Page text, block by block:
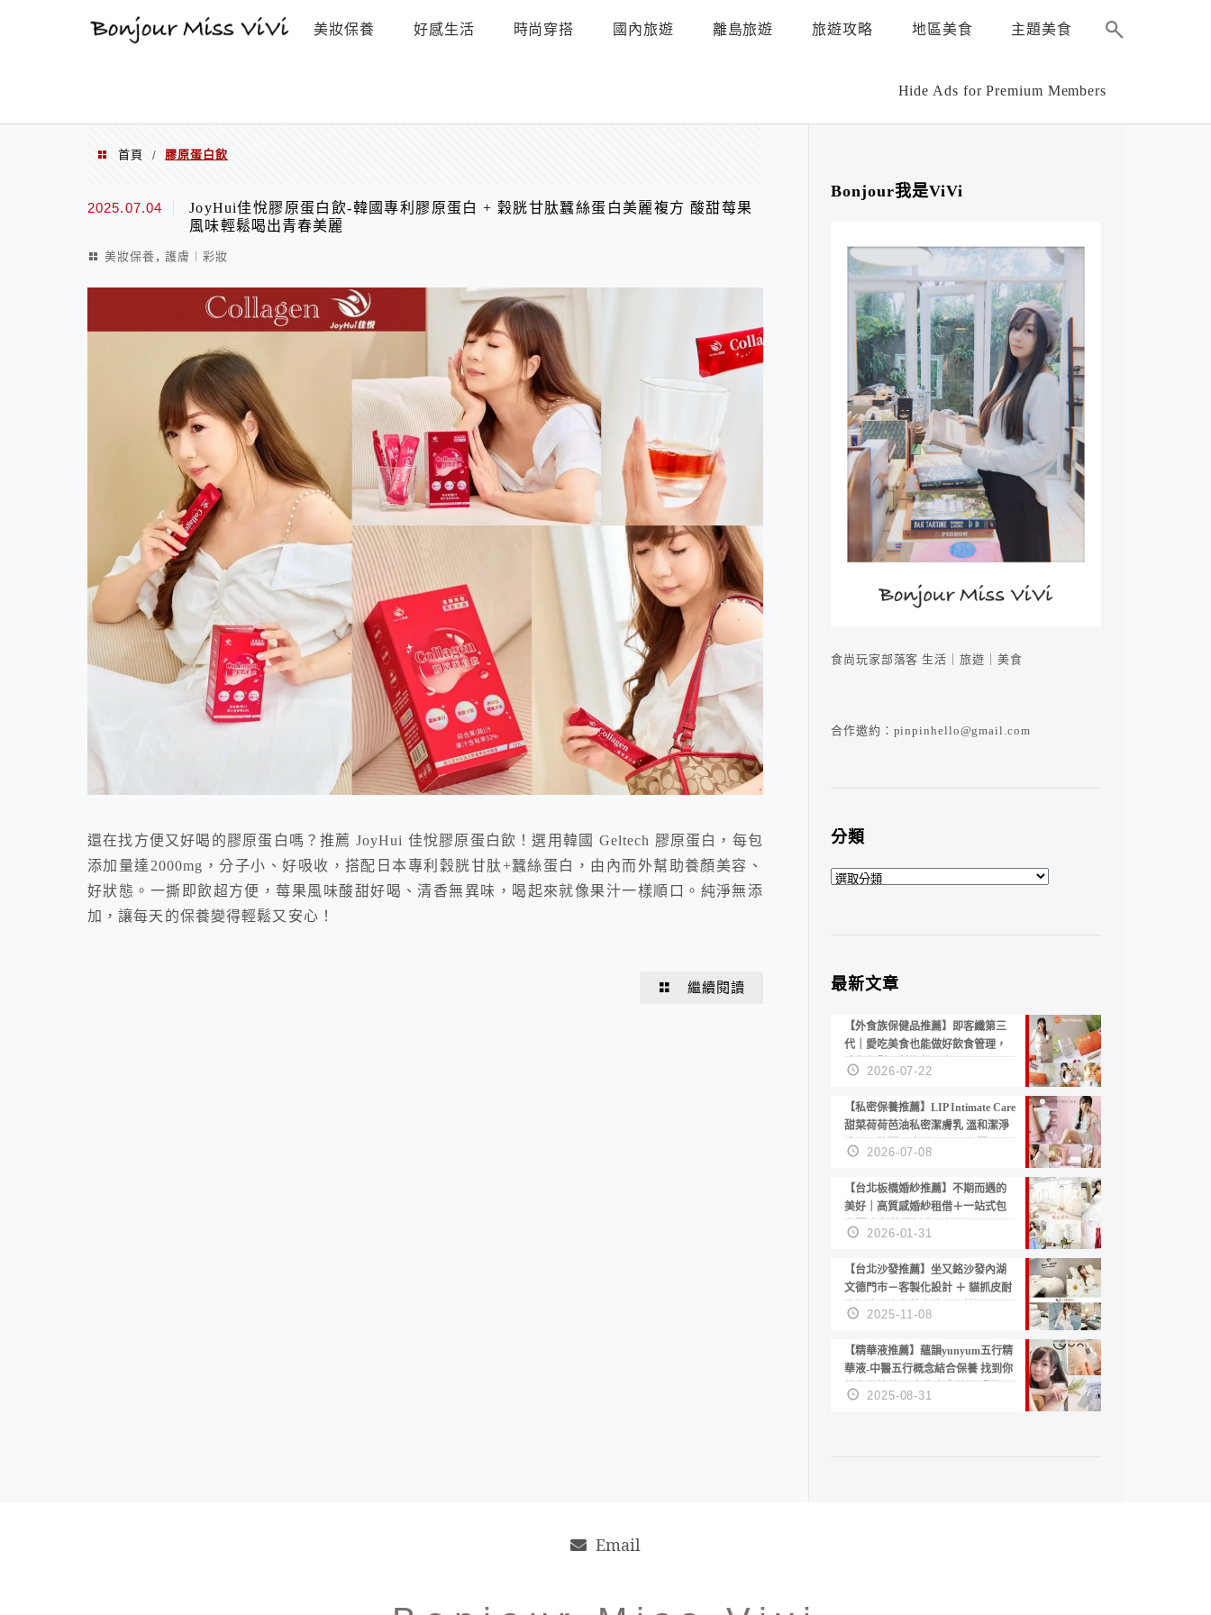
美妝保養 好感生活 時尚穿搭 國內旅遊 離島旅遊 旅遊攻略 地區美食 主題美食
Hide Ads for Premium Members
首頁 / 膠原蛋白飲
膠原蛋白飲
2025.07.04
JoyHui佳悅膠原蛋白飲-韓國專利膠原蛋白 + 穀胱甘肽蠶絲蛋白美麗複方 酸甜莓果
風味輕鬆喝出青春美麗
美妝保養 , 護膚︱彩妝
還在找方便又好喝的膠原蛋白嗎？推薦 JoyHui 佳悅膠原蛋白飲！選用韓國 Geltech 膠原蛋白，每包
添加量達2000mg，分子小、好吸收，搭配日本專利穀胱甘肽+蠶絲蛋白，由內而外幫助養顏美容、
好狀態。一撕即飲超方便，莓果風味酸甜好喝、清香無異味，喝起來就像果汁一樣順口。純淨無添
加，讓每天的保養變得輕鬆又安心！
繼續閱讀
Bonjour我是ViVi
食尚玩家部落客 生活｜旅遊｜美食
合作邀約：pinpinhello@gmail.com
分類
分
最新文章
【外食族保健品推薦】即客纖第三
代｜愛吃美食也能做好飲食管理，
陪你輕鬆面對聚餐日常！
2026-07-22
【私密保養推薦】LIP Intimate Care
甜菜荷荷芭油私密潔膚乳 溫和潔淨
洗後不乾澀 不起泡反而更舒服！
2026-07-08
【台北板橋婚紗推薦】不期而遇的
美好｜高質感婚紗租借＋一站式包
套服務 新娘備婚省心首選！
2026-01-31
【台北沙發推薦】坐又銘沙發內湖
文德門市－客製化設計 ＋ 貓抓皮耐
磨好清潔｜直營直銷、價格透明
高CP值打造夢想居家風格
2025-11-08
【精華液推薦】蘊韻yunyum五行精
華液-中醫五行概念結合保養 找到你
的專屬精華！ 水㊀土㊀就選「潤・
賦精華」維持肌膚剛剛好的平衡
2025-08-31
Email